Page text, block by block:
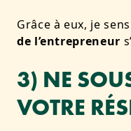
Grâce à eux, je
de l’entrepreneur
3) NE
VOTRE